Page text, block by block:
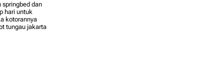
springbed dan
hari untuk
kotorannya
tungau jakarta